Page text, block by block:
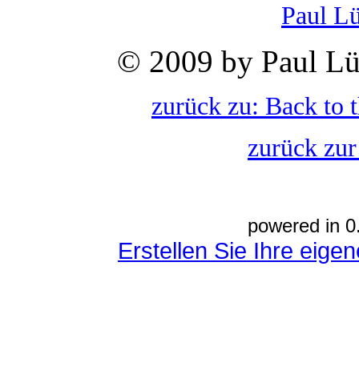
Paul
© 2009 by Paul
zurück zu: Back to
zurück
powered in
Erstellen Sie Ihre